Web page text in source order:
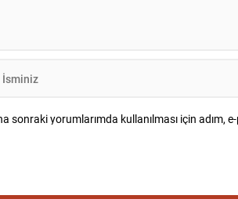
sonraki yorumlarımda kullanılması için adım,